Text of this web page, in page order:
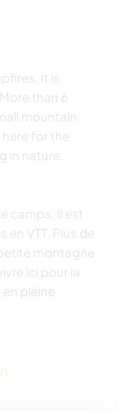
It is
than 6
mountain
for the
in nature.
camps. Il est
VTT. Plus de
montagne
ici pour la
pleine